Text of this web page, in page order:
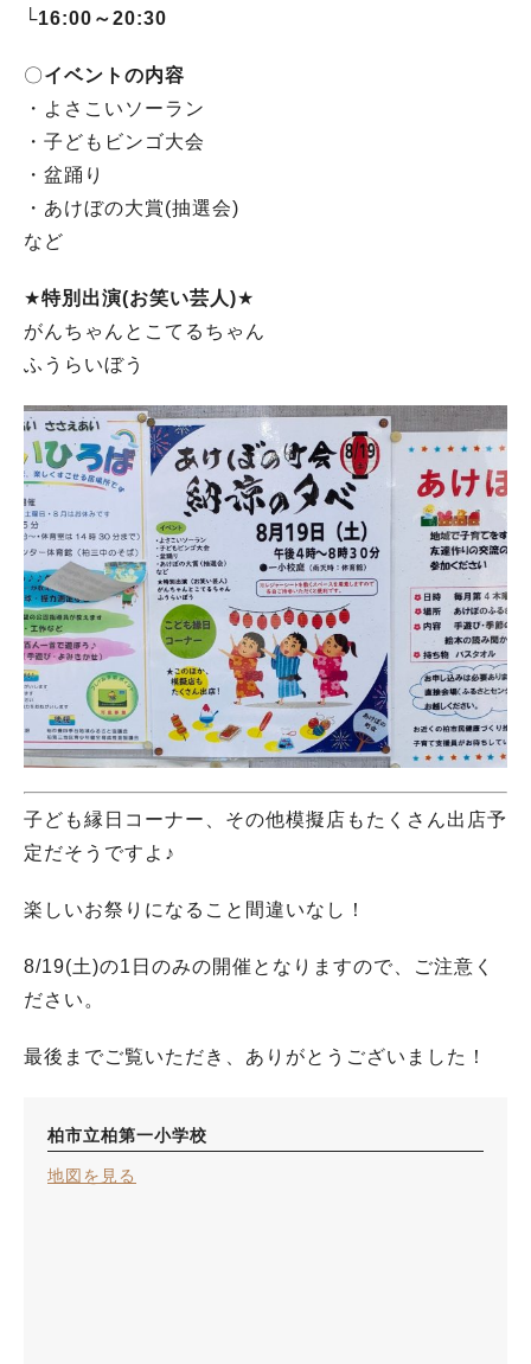
└16:00～20:30
〇イベントの内容
・よさこいソーラン
・子どもビンゴ大会
・盆踊り
・あけぼの大賞(抽選会)
など
★特別出演(お笑い芸人)★
がんちゃんとこてるちゃん
ふうらいぼう
子ども縁日コーナー、その他模擬店もたくさん出店予
定だそうですよ♪
楽しいお祭りになること間違いなし！
8/19(土)の1日のみの開催となりますので、ご注意く
ださい。
最後までご覧いただき、ありがとうございました！
柏市立柏第一小学校
地図を見る